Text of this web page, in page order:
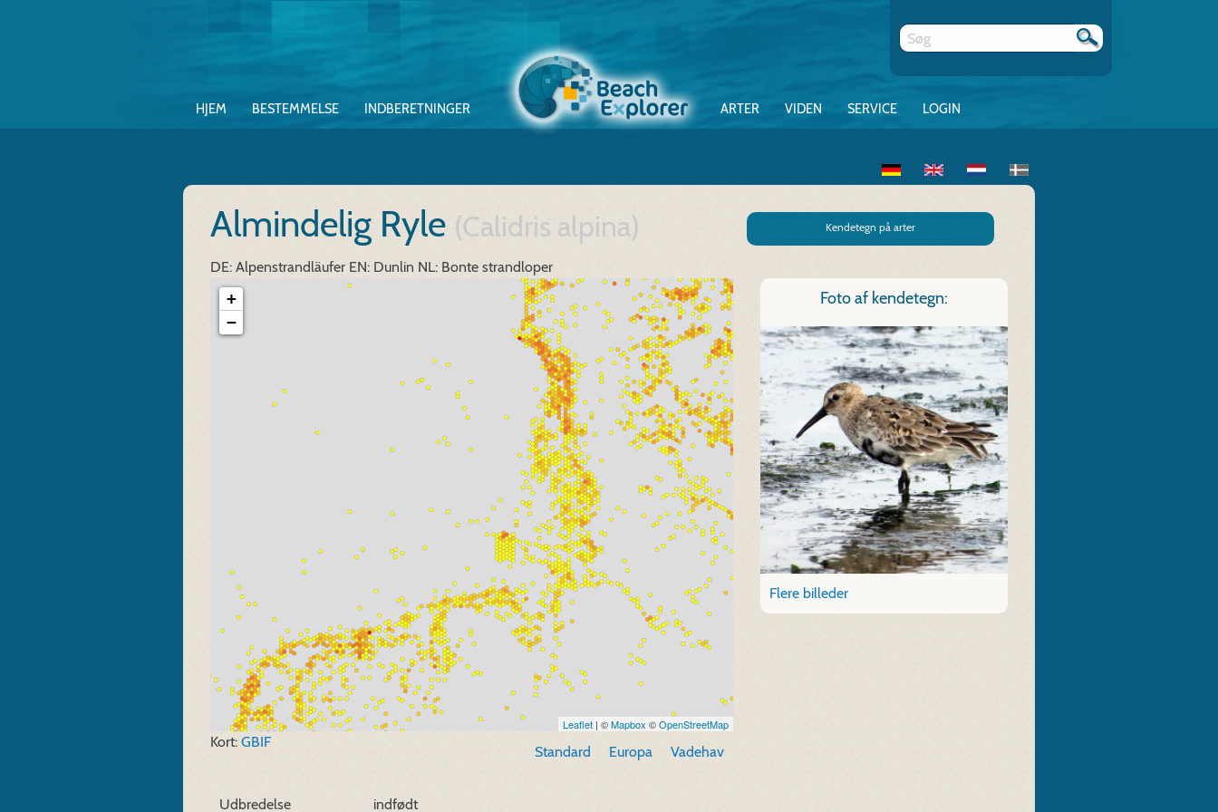
HJEM BESTEMMELSE INDBERETNINGER ARTER VIDEN SERVICE LOGIN
Almindelig Ryle (Calidris alpina)
DE: Alpenstrandläufer EN: Dunlin NL: Bonte strandloper
Kendetegn på arter
+
−
Leaflet| ©Mapbox ©OpenStreetMap
Standard Europa Vadehav
Kort: GBIF
Udbredelse indfødt
Foto af kendetegn:
Flere billeder